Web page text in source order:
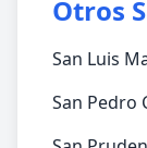
Otros
San Luis
San Pedro